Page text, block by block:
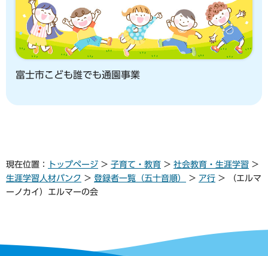
富士市こども誰でも通園事業
現在位置： トップページ > 子育て・教育 > 社会教育・生涯学習 >
生涯学習人材バンク > 登録者一覧（五十音順） > ア行 > （エルマ
ーノカイ）エルマーの会